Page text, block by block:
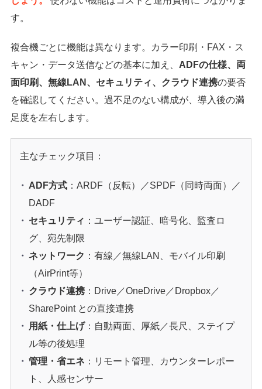
す。
複合機ごとに機能は異なります。カラー印刷・FAX・ス
キャン・データ送信などの基本に加え、 ADFの仕様、両
面印刷、無線LAN、セキュリティ、クラウド連携の要否
を確認してください。過不足のない構成が、導入後の満
足度を左右します。
主なチェック項目：
ADF方式：ARDF（反転）／SPDF（同時両面）／
DADF
セキュリティ ：ユーザー認証、暗号化、監査ロ
グ、宛先制限
ネットワーク ：有線／無線LAN、モバイル印刷
（AirPrint等）
クラウド連携：Drive／OneDrive／Dropbox／
SharePoint との直接連携
用紙・仕上げ：自動両面、厚紙／長尺、ステイプ
ル等の後処理
管理・省エネ ：リモート管理、カウンターレポー
ト、人感センサー